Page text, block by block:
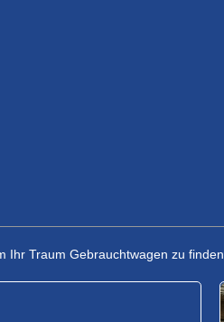
Ihr Traum Gebrauchtwagen zu finden